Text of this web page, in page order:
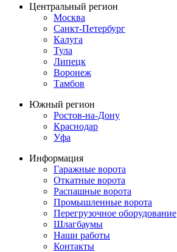
Центральный регион
Москва
Санкт-Петербург
Калуга
Тула
Липецк
Воронеж
Тамбов
Южный регион
Ростов-на-Дону
Краснодар
Уфа
Информация
Гаражные ворота
Откатные ворота
Распашные ворота
Промышленные ворота
Перегрузочное оборудование
Шлагбаумы
Наши работы
Контакты